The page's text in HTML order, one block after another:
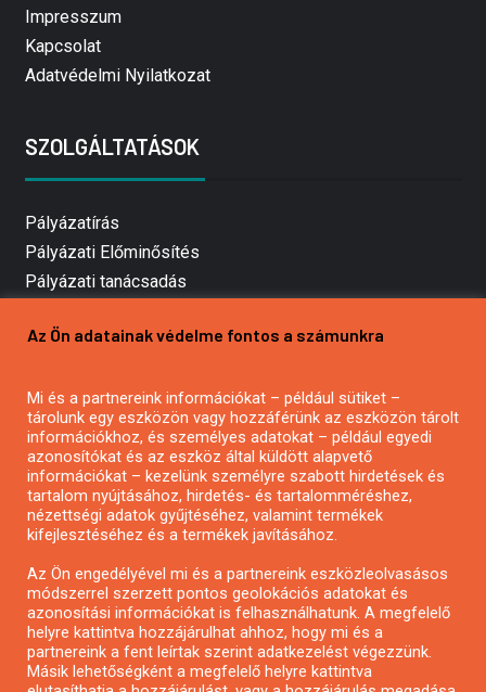
Impresszum
Kapcsolat
Adatvédelmi Nyilatkozat
SZOLGÁLTATÁSOK
Pályázatírás
Pályázati Előminősítés
Pályázati tanácsadás
Mezőgazdasági pályázatírás
Pályázatírás civil szervezeteknek
Pályázatírás önkormányzatoknak
Pályázatfigyelés
Specifikus pályázatfigyelés vagy hírlevél
Pályázatok magánszemélyeknek
Pályázatok civil szervezeteknek
Az Ön adatainak védelme fontos a számunkra
Mi és a partnereink információkat – például sütiket –
tárolunk egy eszközön vagy hozzáférünk az eszközön tárolt
információkhoz, és személyes adatokat – például egyedi
azonosítókat és az eszköz által küldött alapvető
információkat – kezelünk személyre szabott hirdetések és
tartalom nyújtásához, hirdetés- és tartalomméréshez,
nézettségi adatok gyűjtéséhez, valamint termékek
kifejlesztéséhez és a termékek javításához.
Az Ön engedélyével mi és a partnereink eszközleolvasásos
módszerrel szerzett pontos geolokációs adatokat és
azonosítási információkat is felhasználhatunk. A megfelelő
helyre kattintva hozzájárulhat ahhoz, hogy mi és a
partnereink a fent leírtak szerint adatkezelést végezzünk.
Másik lehetőségként a megfelelő helyre kattintva